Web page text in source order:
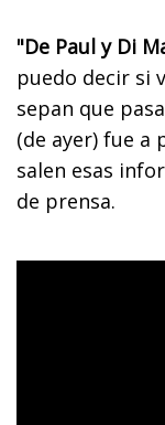
"De Paul y Di
puedo decir si
sepan que
(de ayer) fue a
salen esas
de prensa.